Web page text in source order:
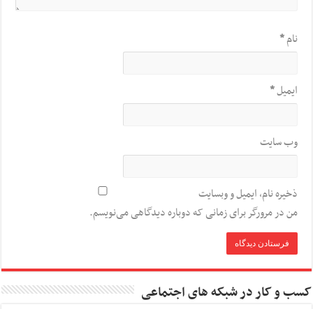
نام*
ایمیل*
وب‌ سایت
ذخیره نام، ایمیل و وبسایت
من در مرورگر برای زمانی که دوباره دیدگاهی می‌نویسم.
کسب و کار در شبکه های اجتماعی